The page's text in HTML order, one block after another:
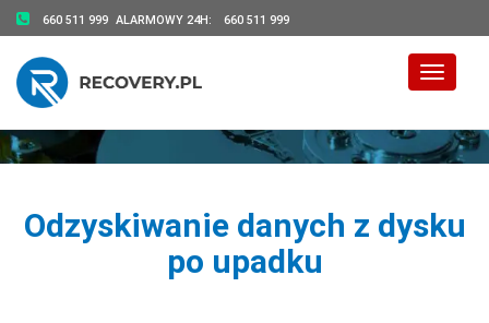
660 511 999 ALARMOWY 24H: 660 511 999
Toggle
Odzyskiwanie danych z dysku
po upadku